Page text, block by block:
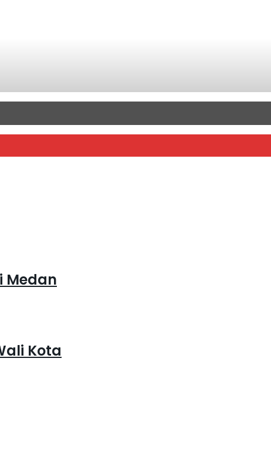
Medan
Kota